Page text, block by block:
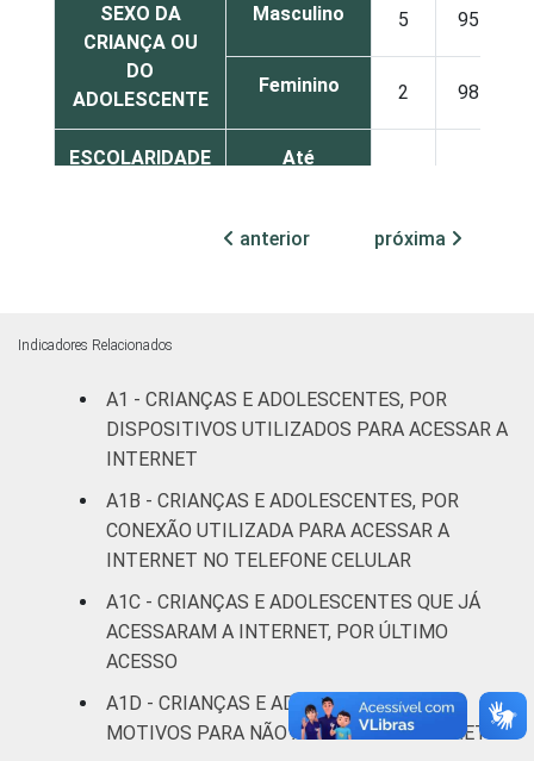
SEXO DA
CRIANÇA OU
DO
ADOLESCENTE
Masculino 5 95
Feminino 2 98
ESCOLARIDADE
Até
mais
FAIXA ETÁRIA
OU DO
ADOLESCENTE
De 11 a 12
anos
1
De 13 a 14
5
De 15 a 17
anos
5 95
anterior próxima
Indicadores Relacionados
A1 - CRIANÇAS E ADOLESCENTES, POR
DISPOSITIVOS UTILIZADOS PARA ACESSAR A
INTERNET
A1B - CRIANÇAS E ADOLESCENTES, POR
CONEXÃO UTILIZADA PARA ACESSAR A
INTERNET NO TELEFONE CELULAR
A1C - CRIANÇAS E ADOLESCENTES QUE JÁ
ACESSARAM A INTERNET, POR ÚLTIMO
ACESSO
A1D - CRIANÇAS E ADOLESCENTES, POR
MOTIVOS PARA NÃO ACESSAR A INTERNET